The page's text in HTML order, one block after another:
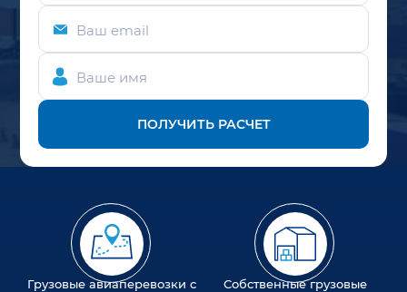
Ваш email
Ваше имя
ПОЛУЧИТЬ РАСЧЕТ
Грузовые авиаперевозки с
Собственные грузовые